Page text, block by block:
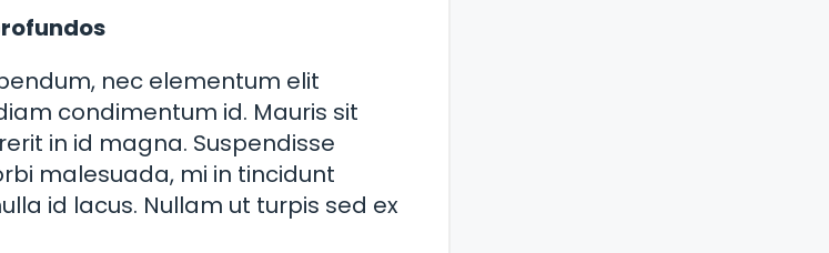
nec elementum elit
condimentum id. Mauris sit
in id magna. Suspendisse
malesuada, mi in tincidunt
id lacus. Nullam ut turpis sed ex